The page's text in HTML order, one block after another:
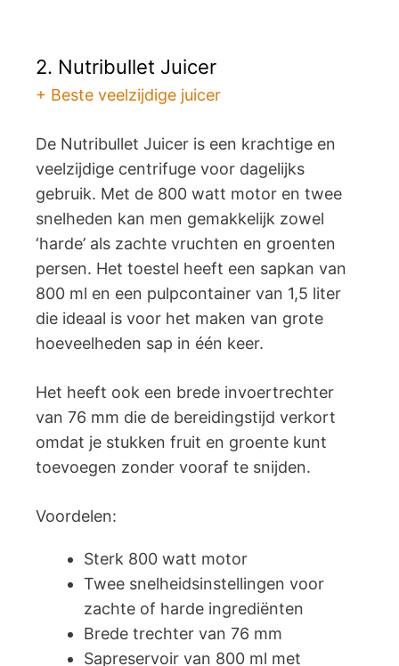
2. Nutribullet Juicer
+ Beste veelzijdige juicer
De Nutribullet Juicer is een krachtige en
veelzijdige centrifuge voor dagelijks
gebruik. Met de 800 watt motor en twee
snelheden kan men gemakkelijk zowel
‘harde’ als zachte vruchten en groenten
persen. Het toestel heeft een sapkan van
800 ml en een pulpcontainer van 1,5 liter
die ideaal is voor het maken van grote
hoeveelheden sap in één keer.
Het heeft ook een brede invoertrechter
van 76 mm die de bereidingstijd verkort
omdat je stukken fruit en groente kunt
toevoegen zonder vooraf te snijden.
Voordelen:
Sterk 800 watt motor
Twee snelheidsinstellingen voor
zachte of harde ingrediënten
Brede trechter van 76 mm
Sapreservoir van 800 ml met